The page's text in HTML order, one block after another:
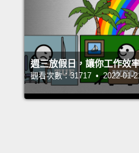
週三放假日，讓你工作效
觀看次數：31717 • 2022-01-